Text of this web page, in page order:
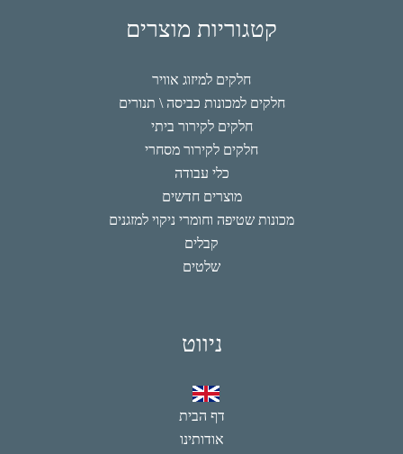
קטגוריות מוצרים
חלקים למיזוג אוויר
חלקים למכונות כביסה \ תנורים
חלקים לקירור ביתי
חלקים לקירור מסחרי
כלי עבודה
מוצרים חדשים
מכונות שטיפה וחומרי ניקוי למזגנים
קבלים
שלטים
ניווט
דף הבית
אודותינו